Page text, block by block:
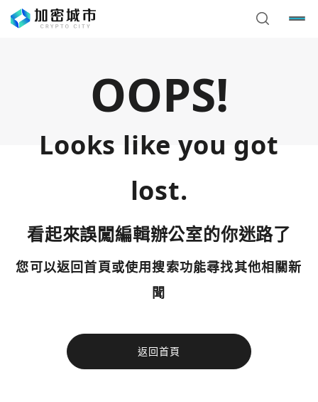
OOPS!
Looks like you got
lost.
看起來誤闖編輯辦公室的你迷路了
您可以返回首頁或使用搜索功能尋找其他相關新
聞
返回首頁
今日熱門
使用以下帳號繼續
您已閒置5分鐘，請點擊關閉按鈕或空白處，即可回到加密
今日熱門